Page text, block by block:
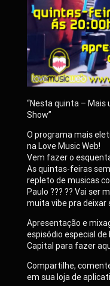
“Nesta quinta – Mais
Show”
O programa mais
na Love Music Web!
Vem fazer o
As quintas-feiras
repleto de musicas
Paulo ??? ?? Vai ser
muita vibe pra
Apresentação e
espisódio especial
Capital para fazer
Compartilhe,
em sua loja de